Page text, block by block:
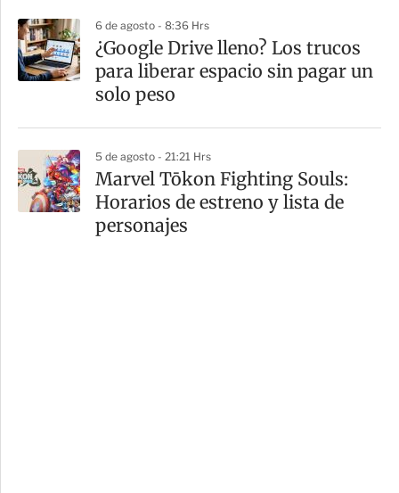
6 de agosto - 8:36 Hrs
¿Google Drive lleno? Los trucos
para liberar espacio sin pagar un
solo peso
5 de agosto - 21:21 Hrs
Marvel Tōkon Fighting Souls:
Horarios de estreno y lista de
personajes